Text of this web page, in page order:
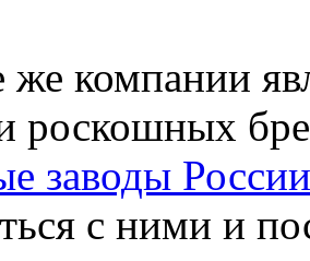
же компании
роскошных
заводы России
с ними и